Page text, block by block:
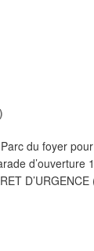
)
du foyer
d’ouverture